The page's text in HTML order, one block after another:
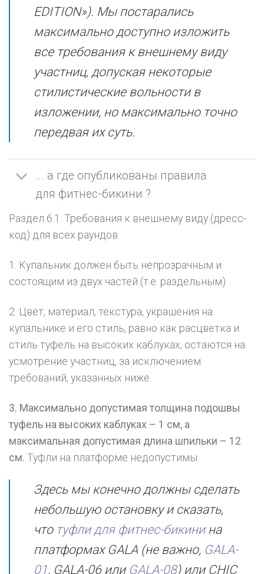
EDITION»). Мы постарались
максимально доступно изложить
все требования к внешнему виду
участниц, допуская некоторые
стилистические вольности в
изложении, но максимально точно
передвая их суть.
... а где опубликованы правила
для фитнес-бикини ?
Раздел 6.1. Требования к внешнему виду (дресс-
код) для всех раундов
1. Купальник должен быть непрозрачным и
состоящим из двух частей (т.е. раздельным)
2. Цвет, материал, текстура, украшения на
купальнике и его стиль, равно как расцветка и
стиль туфель на высоких каблуках, остаются на
усмотрение участниц, за исключением
требований, указанных ниже.
3. Максимально допустимая толщина подошвы
туфель на высоких каблуках – 1 см, а
максимальная допустимая длина шпильки – 12
см. Туфли на платформе недопустимы.
Здесь мы конечно должны сделать
небольшую остановку и сказать,
что туфли для фитнес-бикинина
платформах GALA (не важно, GALA-
01, GALA-06 или GALA-08) или CHIC